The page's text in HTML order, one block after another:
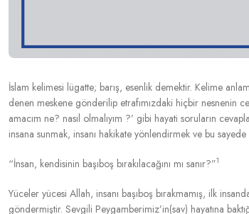
İslam kelimesi lügatte; barış, esenlik demektir. Kelime
denen meskene gönderilip etrafımızdaki hiçbir nesnenin
amacım ne? nasıl olmalıyım ?’ gibi hayati soruların
insana sunmak, insanı hakikate yönlendirmek ve bu
“İnsan, kendisinin başıboş bırakılacağını mı sanır?”1
Yüceler yücesi Allah, insanı başıboş bırakmamış, ilk
göndermiştir. Sevgili Peygamberimiz’in(sav) hayatına